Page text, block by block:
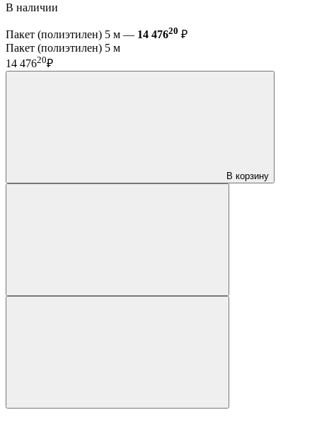
В наличии
Пакет (полиэтилен) 5 м — 14 47620 ₽
Пакет (полиэтилен) 5 м
14 47620₽
В корзину